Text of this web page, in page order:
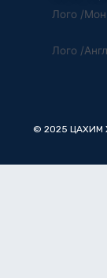
Лого /
Лого /
© 2025 ЦАХИМ